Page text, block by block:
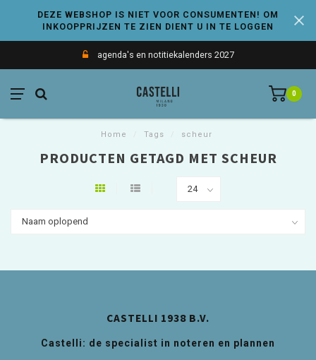
DEZE WEBSHOP IS NIET VOOR CONSUMENTEN! OM
INKOOPPRIJZEN TE ZIEN DIENT U IN TE LOGGEN
agenda's en notitiekalenders 2027
0
Home Tags scheur
PRODUCTEN GETAGD MET SCHEUR
CASTELLI 1938 B.V.
Castelli: de specialist in noteren en plannen